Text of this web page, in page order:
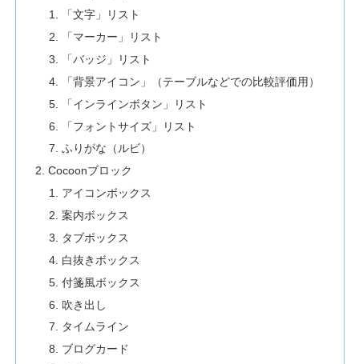
「文字」リスト
「マーカー」リスト
「バッジ」リスト
「背景アイコン」（テーブルなどでの比較評価用）
「インラインボタン」リスト
「フォントサイズ」リスト
ふりがな（ルビ）
Cocoonブロック
アイコンボックス
案内ボックス
タブボックス
白抜きボックス
付箋風ボックス
吹き出し
タイムライン
ブログカード